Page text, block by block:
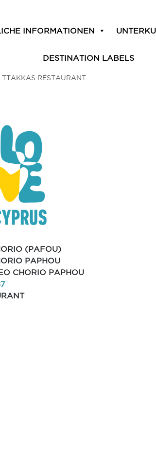
INFORMATIONEN
DESTINATION LABELS
TTAKKAS RESTAURANT
(PAFOU)
PAPHOU
CHORIO PAPHOU